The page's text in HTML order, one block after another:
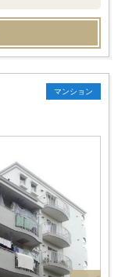
マンション